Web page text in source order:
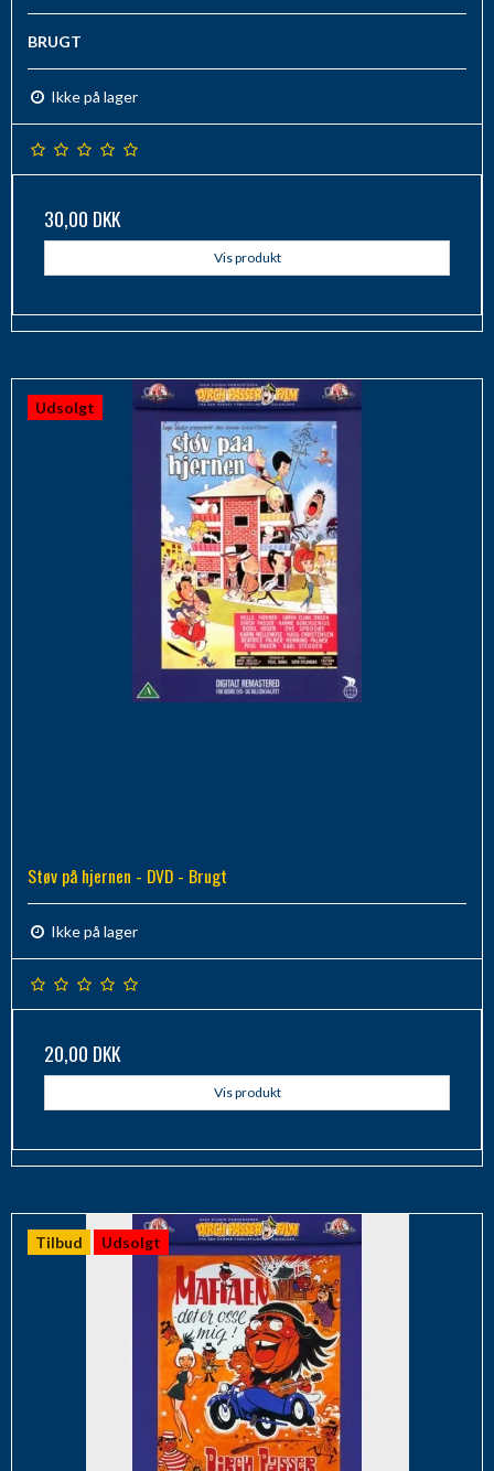
BRUGT
Ikke på lager
30,00 DKK
Vis produkt
Udsolgt
Støv på hjernen - DVD - Brugt
Ikke på lager
20,00 DKK
Vis produkt
Tilbud Udsolgt